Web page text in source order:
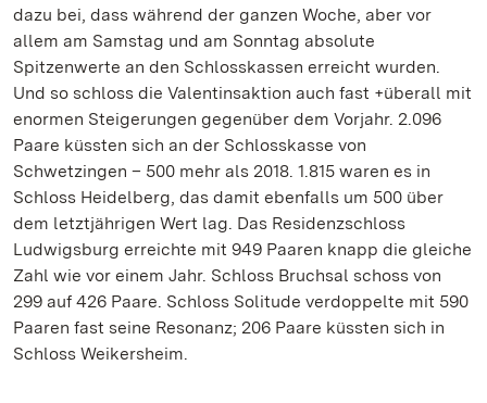
dazu bei, dass während der ganzen Woche, aber vor
allem am Samstag und am Sonntag absolute
Spitzenwerte an den Schlosskassen erreicht wurden.
Und so schloss die Valentinsaktion auch fast +überall mit
enormen Steigerungen gegenüber dem Vorjahr. 2.096
Paare küssten sich an der Schlosskasse von
Schwetzingen – 500 mehr als 2018. 1.815 waren es in
Schloss Heidelberg, das damit ebenfalls um 500 über
dem letztjährigen Wert lag. Das Residenzschloss
Ludwigsburg erreichte mit 949 Paaren knapp die gleiche
Zahl wie vor einem Jahr. Schloss Bruchsal schoss von
299 auf 426 Paare. Schloss Solitude verdoppelte mit 590
Paaren fast seine Resonanz; 206 Paare küssten sich in
Schloss Weikersheim.